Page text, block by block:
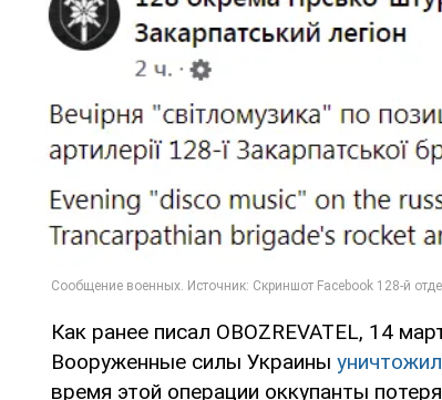
Как ранее писал OBOZREVATEL, 14
Вооруженные силы Украины
время этой операции оккупанты